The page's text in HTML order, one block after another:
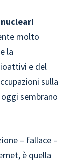
molto
la
e del
sulla
sembrano
– fallace –
è quella